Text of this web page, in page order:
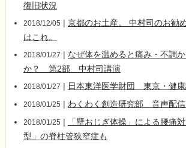
復旧状況
2018/12/05 | 京都のお土産。 中村司のお勧
はこれ。
2018/01/27 | なぜ体を温めると痛み・不調
か？ 第2部 中村司講演
2018/01/27 | 日本東洋医学財団 東京・健
2018/01/25 | わくわく創造研究部 音声配
2018/01/25 |
「壁おじぎ体操」による腰
型」の脊柱管狭窄症も